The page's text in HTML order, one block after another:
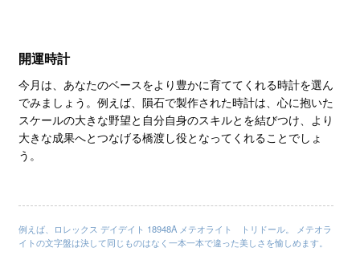
開運時計
今月は、あなたのベースをより豊かに育ててくれる時計を選ん
でみましょう。例えば、隕石で製作された時計は、心に抱いた
スケールの大きな野望と自分自身のスキルとを結びつけ、より
大きな成果へとつなげる橋渡し役となってくれることでしょ
う。
例えば、ロレックス デイデイト 18948A メテオライト トリドール。 メテオラ
イトの文字盤は決して同じものはなく一本一本で違った美しさを愉しめます。